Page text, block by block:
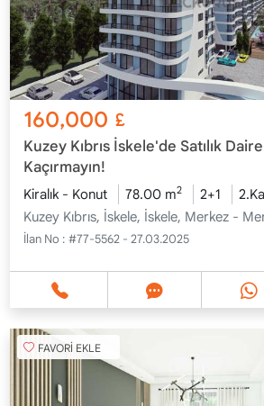
160,000 £
Kuzey Kıbrıs İskele'de Satılık Daire
Kaçırmayın!
Kiralık - Konut 78.00 m2 2+1
Kuzey Kıbrıs, İskele, İskele, Merkez -
İlan No : #77-5562 - 27.03.2025
FAVORİ EKLE